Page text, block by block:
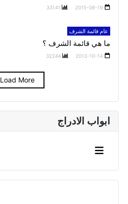
ابواب الادراج
2015-06-19
33141
عام قائمة الشرف
ما هي قائمة الشرف ؟
2013-10-14
32244
Load More